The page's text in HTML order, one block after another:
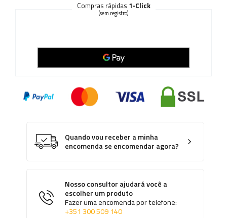
Compras rápidas 1-Click
(sem registro)
Quando vou receber a minha
encomenda se encomendar agora?
Nosso consultor ajudará você a
escolher um produto
Fazer uma encomenda por telefone:
+351 300 509 140